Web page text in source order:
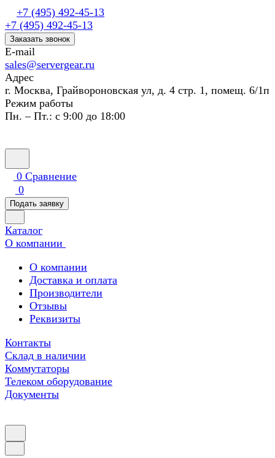
+7 (495) 492-45-13
+7 (495) 492-45-13
Заказать звонок
E-mail
sales@servergear.ru
Адрес
г. Москва, Грайвороновская ул, д. 4 стр. 1, помещ. 6/1п
Режим работы
Пн. – Пт.: с 9:00 до 18:00
0 Сравнение
0
Подать заявку
Каталог
О компании
О компании
Доставка и оплата
Производители
Отзывы
Реквизиты
Контакты
Склад в наличии
Коммутаторы
Телеком оборудование
Документы